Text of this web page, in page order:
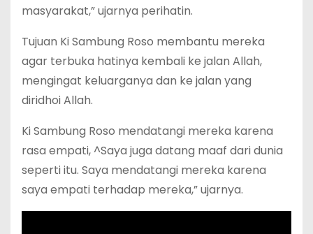
masyarakat,” ujarnya perihatin.
Tujuan Ki Sambung Roso membantu mereka
agar terbuka hatinya kembali ke jalan Allah,
mengingat keluarganya dan ke jalan yang
diridhoi Allah.
Ki Sambung Roso mendatangi mereka karena
rasa empati, ^Saya juga datang maaf dari dunia
seperti itu. Saya mendatangi mereka karena
saya empati terhadap mereka,” ujarnya.